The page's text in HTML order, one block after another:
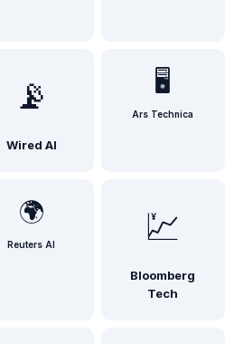
📡
Wired AI
🖥️
Ars Technica
🌍
Reuters AI 💹
Bloomberg
Tech